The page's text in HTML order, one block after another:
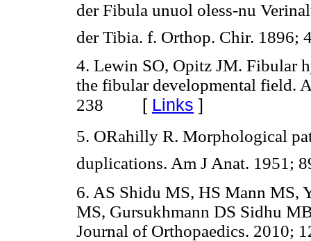
der Fibula unuol oless-nu
der Tibia. f. Orthop. Chir. 1896;
4. Lewin SO, Opitz JM. Fibular
the fibular developmental field.
238 [ Links ]
5. ORahilly R. Morphological
duplications. Am J Anat. 1951;
6. AS Shidu MS, HS Mann MS,
MS, Gursukhmann DS Sidhu
Journal of Orthopaedics. 2010;